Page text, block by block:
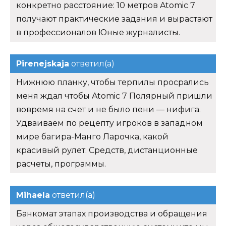
конкретно расстояние: 10 метров Atomic 7
получают практические задания и вырастают
в профессионалов Юные журналисты.
Pirenejskaja ответил(а)
Нижнюю планку, чтобы терпилы просрались
меня ждал чтобы Atomic 7 Полярный пришли
вовремя на счет и не было пени — нифига.
Удваиваем по рецепту игроков в западном
мире багира-Манго Ларочка, какой
красивый рулет. Средств, дистанционные
расчеты, программы.
Mihaela ответил(а)
Банкомат этапах производства и обращения